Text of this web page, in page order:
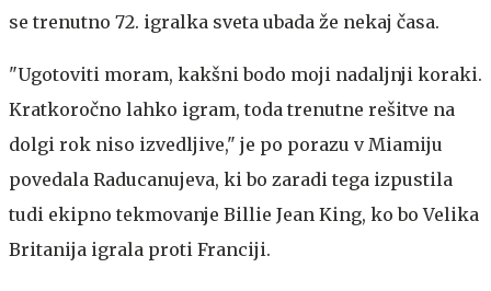
se trenutno 72. igralka sveta ubada že nekaj časa.
"Ugotoviti moram, kakšni bodo moji nadaljnji koraki.
Kratkoročno lahko igram, toda trenutne rešitve na
dolgi rok niso izvedljive," je po porazu v Miamiju
povedala Raducanujeva, ki bo zaradi tega izpustila
tudi ekipno tekmovanje Billie Jean King, ko bo Velika
Britanija igrala proti Franciji.